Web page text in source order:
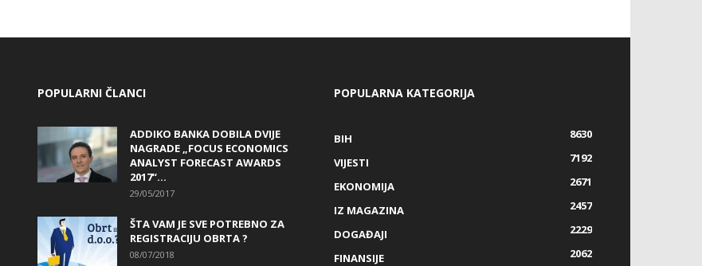
POPULARNI ČLANCI
ADDIKO BANKA DOBILA DVIJE
NAGRADE „FOCUS ECONOMICS
ANALYST FORECAST AWARDS
2017“...
29/05/2017
ŠTA VAM JE SVE POTREBNO ZA
REGISTRACIJU OBRTA ?
08/07/2018
POPULARNA KATEGORIJA
BIH
8630
VIJESTI
7192
EKONOMIJA
2671
IZ MAGAZINA
2457
DOGAĐAJI
2229
FINANSIJE
2062